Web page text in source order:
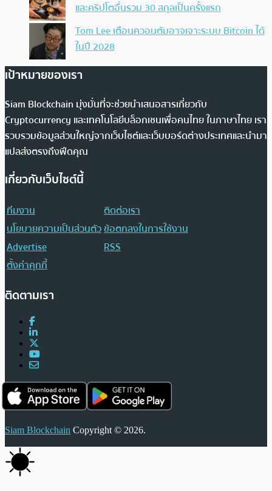
และคริปโตอื่นรวม 30 สกุลเป็นครั้งแรก
Tom Lee เตือนควอนตัมอาจเจาะระบบ Bitcoin ได้
ในปี 2028
เป้าหมายของเรา
Siam Blockchain มุ่งมั่นที่จะช่วยนำเสนอสารเกี่ยวกับ
Cryptocurrency และเทคโนโลยีบล็อกเชนเพื่อคนไทย ในภาษาไทย เรา
รวบรวมข้อมูลส่วนใหญ่จากเว็บไซต์และเว็บบอร์ดต่างประเทศและนำมา
แปลส่งตรงถึงฟีดคุณ
เกี่ยวกับเว็บไซต์นี้
ทีมงาน
ติดต่อเรา
นโยบายความเป็นส่วนตัวข้อตกลงในการใช้งาน
Advertise
RSS
ตั้งค่าคุกกี้
ติดตามเรา
Siam Blockchain Copyright © 2026.